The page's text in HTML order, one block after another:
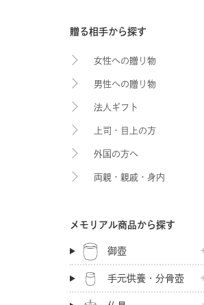
贈る相手から探す
女性への贈り物
男性への贈り物
法人ギフト
上司・目上の方
外国の方へ
両親・親戚・身内
メモリアル商品から探す
御壺
手元供養・分骨壺